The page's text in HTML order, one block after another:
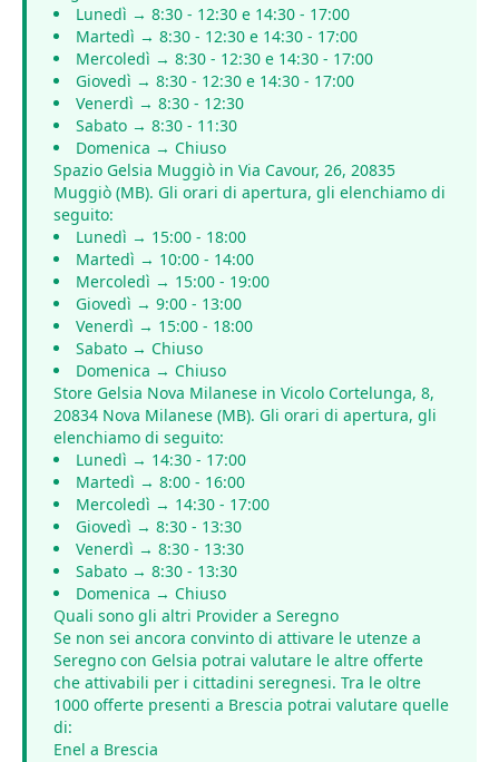
Lunedì → 8:30 - 12:30 e 14:30 - 17:00
Martedì → 8:30 - 12:30 e 14:30 - 17:00
Mercoledì → 8:30 - 12:30 e 14:30 - 17:00
Giovedì → 8:30 - 12:30 e 14:30 - 17:00
Venerdì → 8:30 - 12:30
Sabato → 8:30 - 11:30
Domenica → Chiuso
Spazio Gelsia Muggiò in Via Cavour, 26, 20835
Muggiò (MB). Gli orari di apertura, gli elenchiamo di
seguito:
Lunedì → 15:00 - 18:00
Martedì → 10:00 - 14:00
Mercoledì → 15:00 - 19:00
Giovedì → 9:00 - 13:00
Venerdì → 15:00 - 18:00
Sabato → Chiuso
Domenica → Chiuso
Store Gelsia Nova Milanese in Vicolo Cortelunga, 8,
20834 Nova Milanese (MB). Gli orari di apertura, gli
elenchiamo di seguito:
Lunedì → 14:30 - 17:00
Martedì → 8:00 - 16:00
Mercoledì → 14:30 - 17:00
Giovedì → 8:30 - 13:30
Venerdì → 8:30 - 13:30
Sabato → 8:30 - 13:30
Domenica → Chiuso
Quali sono gli altri Provider a Seregno
Se non sei ancora convinto di attivare le utenze a
Seregno con Gelsia potrai valutare le altre offerte
che attivabili per i cittadini seregnesi. Tra le oltre
1000 offerte presenti a Brescia potrai valutare quelle
di:
Enel a Brescia